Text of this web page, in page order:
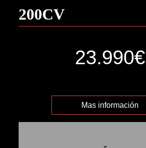
200CV
23.990€
Mas información